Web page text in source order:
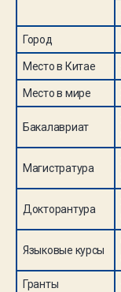
Город
Место в Китае
Место в мире
Бакалавриат
Магистратура
Докторантура
Языковые курсы
Гранты